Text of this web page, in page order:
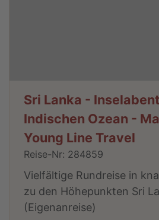
Sri Lanka -
Indischen Ozean -
Young Line Travel
Reise-Nr: 284859
Vielfältige Rundreise in
zu den Höhepunkten Sri
(Eigenanreise)